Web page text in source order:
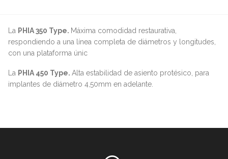
La PHIA 350 Type. Máxima comodidad restaurativa,
respondiendo a una línea completa de diámetros y longitudes,
con una plataforma únic
La PHIA 450 Type. Alta estabilidad de asiento protésico, para
implantes de diámetro 4,50mm en adelante.